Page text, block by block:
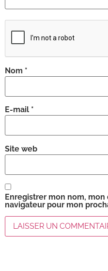
Nom *
E-mail *
Site web
Enregistrer mon nom,
navigateur pour mon